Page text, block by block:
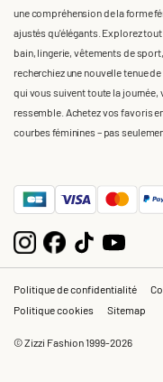
une compréhension de la forme
ajustés qu'élégants. Explorez
bain, lingerie, vêtements de
recherchiez une nouvelle tenue
qui vous suivent toute la
ressemble. Achetez vos favoris
courbes féminines – pas
Politique de confidentialité
Politique cookies
Sitemap
© Zizzi Fashion 1999-2026